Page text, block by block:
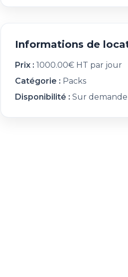
Informations de
Prix : 1000.00€ HT par jour
Catégorie : Packs
Disponibilité : Sur demande